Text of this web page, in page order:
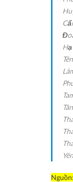
Tên
Nguồn: